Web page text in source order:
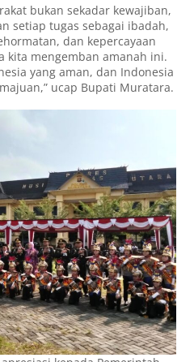
bukan sekadar kewajiban,
setiap tugas sebagai ibadah,
dan kepercayaan
kita mengemban amanah ini.
yang aman, dan Indonesia
ucap Bupati Muratara.